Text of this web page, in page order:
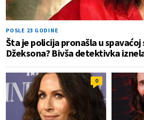
POSLE 23 GODINE
Šta je policija pronašla u spavaćoj
Džeksona? Bivša detektivka
0